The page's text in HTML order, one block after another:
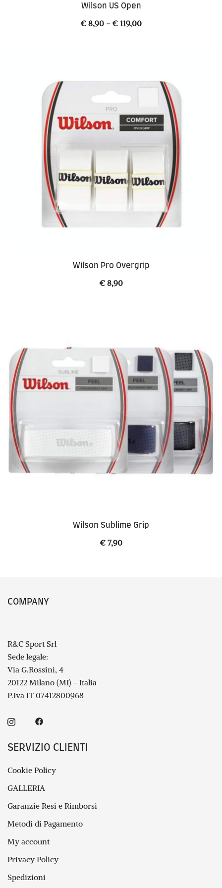
Wilson US Open
€ 8,90 - € 119,00Fascia
a
€ 119,00
Wilson Pro Overgrip
€ 8,90
Wilson Sublime Grip
€ 7,90
COMPANY
R&C Sport Srl
Sede legale:
Via G.Rossini, 4
20122 Milano (MI) - Italia
P.Iva IT 07412800968
SERVIZIO CLIENTI
Cookie Policy
GALLERIA
Garanzie Resi e Rimborsi
Metodi di Pagamento
My account
Privacy Policy
Spedizioni